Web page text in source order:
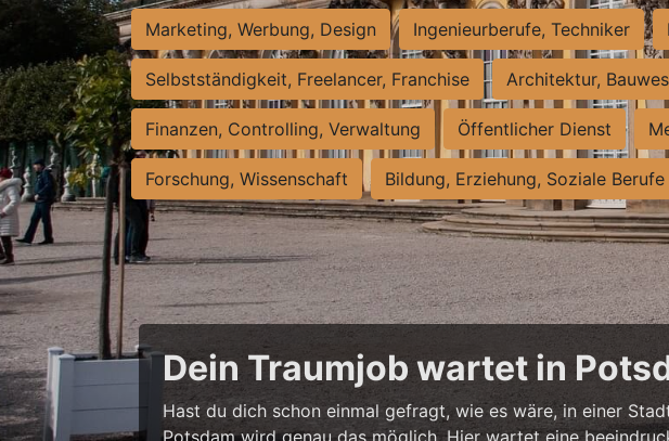
Marketing, Werbung, Design Ingenieurberufe, Techniker
Selbstständigkeit, Freelancer, Franchise Architektur,
Finanzen, Controlling, Verwaltung Öffentlicher Dienst
Forschung, Wissenschaft Bildung, Erziehung, Soziale Berufe
Dein Traumjob wartet in
Hast du dich schon einmal gefragt, wie es wäre, in einer